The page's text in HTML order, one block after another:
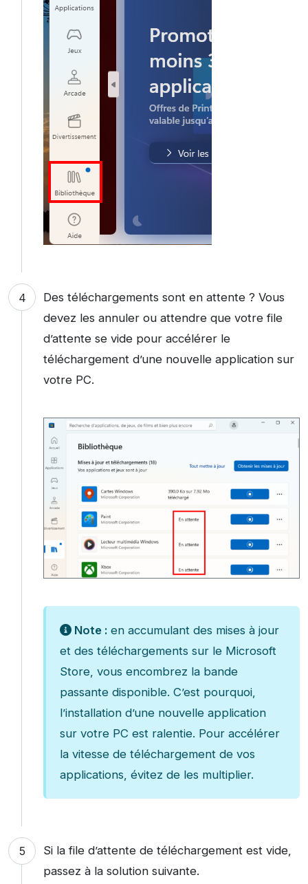
Des téléchargements sont en attente ? Vous
devez les annuler ou attendre que votre file
d’attente se vide pour accélérer le
téléchargement d’une nouvelle application sur
votre PC.
Note :en accumulant des mises à jour
et des téléchargements sur le Microsoft
Store, vous encombrez la bande
passante disponible. C’est pourquoi,
l’installation d’une nouvelle application
sur votre PC est ralentie. Pour accélérer
la vitesse de téléchargement de vos
applications, évitez de les multiplier.
Si la file d’attente de téléchargement est vide,
passez à la solution suivante.